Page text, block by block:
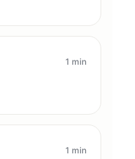
1 min
1 min